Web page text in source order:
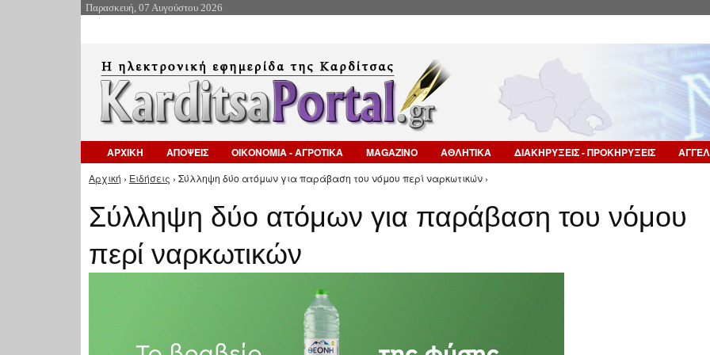
Παρασκευή, 07 Αυγούστου 2026
ΑΡΧΙΚΗ ΑΠΟΨΕΙΣ ΟΙΚΟΝΟΜΙΑ - ΑΓΡΟΤΙΚΑ MAGAZINO ΑΘΛΗΤΙΚΑ ΔΙΑΚΗΡΥΞΕΙΣ - ΠΡΟΚΗΡΥΞΕΙΣ
Είστε εδώ
Αρχική › Ειδήσεις › Σύλληψη δύο ατόμων για παράβαση του νόμου περί ναρκωτικών ›
Σύλληψη δύο ατόμων για παράβαση του νόμου
περί ναρκωτικών